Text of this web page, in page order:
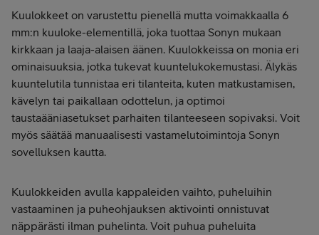
Kuulokkeet on varustettu pienellä mutta voimakkaalla 6
mm:n kuuloke-elementillä, joka tuottaa Sonyn mukaan
kirkkaan ja laaja-alaisen äänen. Kuulokkeissa on monia eri
ominaisuuksia, jotka tukevat kuuntelukokemustasi. Älykäs
kuuntelutila tunnistaa eri tilanteita, kuten matkustamisen,
kävelyn tai paikallaan odottelun, ja optimoi
taustaääniasetukset parhaiten tilanteeseen sopivaksi. Voit
myös säätää manuaalisesti vastamelutoimintoja Sonyn
sovelluksen kautta.
Kuulokkeiden avulla kappaleiden vaihto, puheluihin
vastaaminen ja puheohjauksen aktivointi onnistuvat
näppärästi ilman puhelinta. Voit puhua puheluita